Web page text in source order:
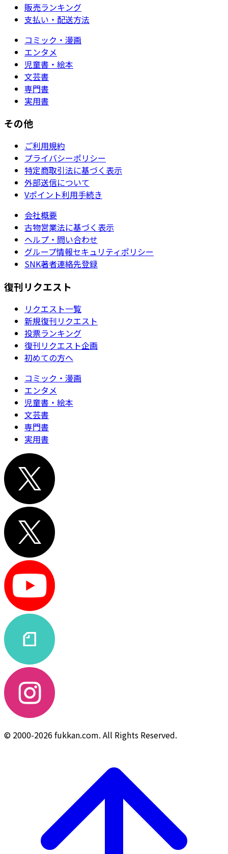
販売ランキング
支払い・配送方法
コミック・漫画
エンタメ
児童書・絵本
文芸書
専門書
実用書
その他
ご利用規約
プライバシーポリシー
特定商取引法に基づく表示
外部送信について
Vポイント利用手続き
会社概要
古物営業法に基づく表示
ヘルプ・問い合わせ
グループ情報セキュリティポリシー
SNK著者連絡先登録
復刊リクエスト
リクエスト一覧
新規復刊リクエスト
投票ランキング
復刊リクエスト企画
初めての方へ
コミック・漫画
エンタメ
児童書・絵本
文芸書
専門書
実用書
© 2000-2026 fukkan.com. All Rights Reserved.